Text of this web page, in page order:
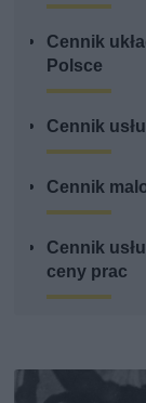
Cennik
Polsce
Cennik
Cennik
Cennik
ceny prac